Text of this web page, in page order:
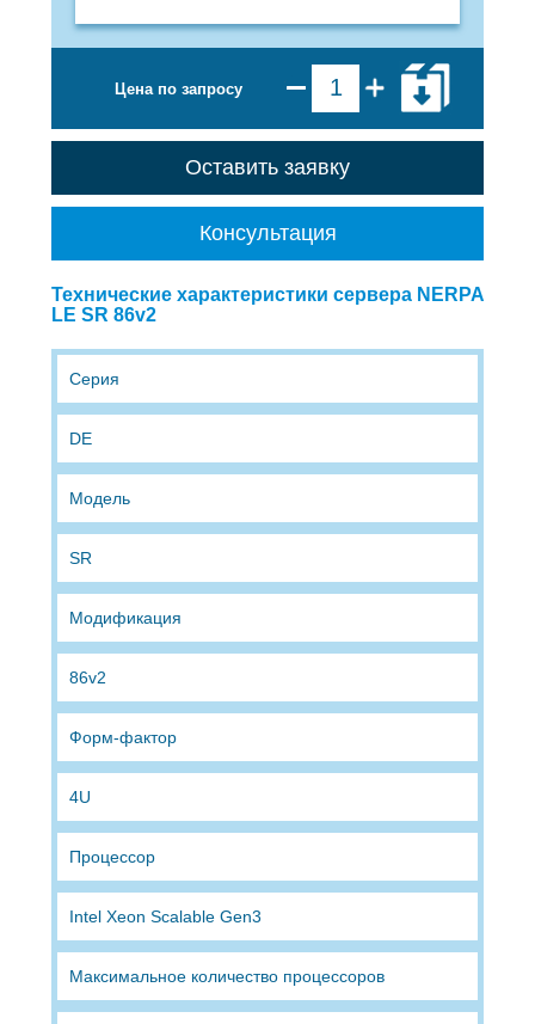
Цена по запросу
Оставить заявку
Консультация
Технические характеристики сервера NERPA
LE SR 86v2
Cерия
DE
Модель
SR
Модификация
86v2
Форм-фактор
4U
Процессор
Intel Xeon Scalable Gen3
Максимальное количество процессоров